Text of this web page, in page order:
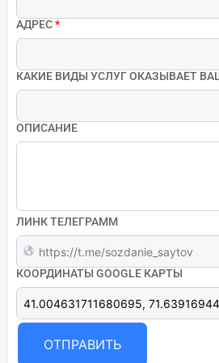
АДРЕС*
КАКИЕ ВИДЫ УСЛУГ ОКАЗЫВАЕТ
ОПИСАНИЕ
ЛИНК ТЕЛЕГРАММ
КООРДИНАТЫ GOOGLE КАРТЫ
ОТПРАВИТЬ